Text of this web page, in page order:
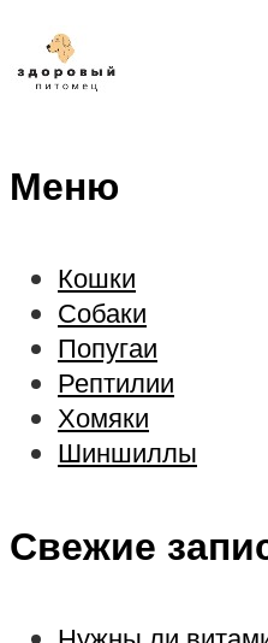
Меню
Кошки
Собаки
Попугаи
Рептилии
Хомяки
Шиншиллы
Свежие